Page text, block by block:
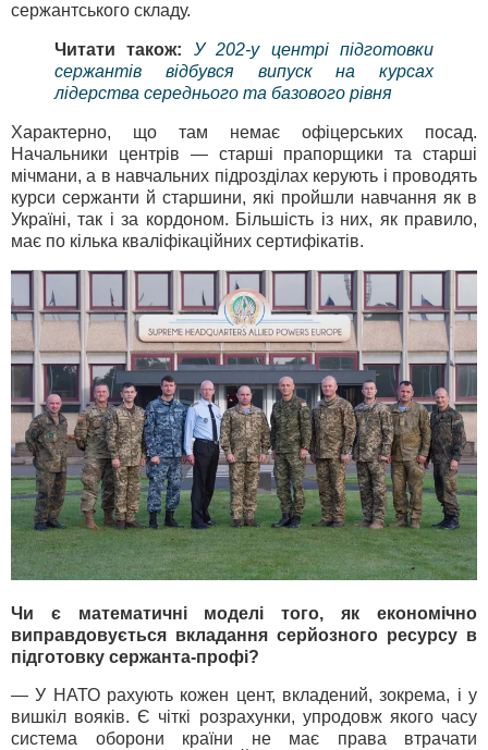
сержантського складу.
Читати також:
У 202-у центрі підготовки
сержантів відбувся випуск на курсах
лідерства середнього та базового рівня
Характерно, що там немає офіцерських посад.
Начальники центрів — старші прапорщики та старші
мічмани, а в навчальних підрозділах керують і проводять
курси сержанти й старшини, які пройшли навчання як в
Україні, так і за кордоном. Більшість із них, як правило,
має по кілька кваліфікаційних сертифікатів.
Чи є математичні моделі того, як економічно
виправдовується вкладання серйозного ресурсу в
підготовку сержанта-профі?
— У НАТО рахують кожен цент, вкладений, зокрема, і у
вишкіл вояків. Є чіткі розрахунки, упродовж якого часу
система оборони країни не має права втрачати